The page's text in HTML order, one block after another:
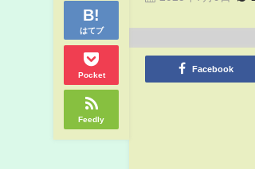
はてブ
Pocket
Feedly
Facebook